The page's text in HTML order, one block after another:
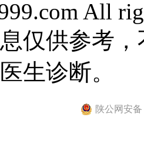
All
仅供参考
生诊断。
陕公网安备